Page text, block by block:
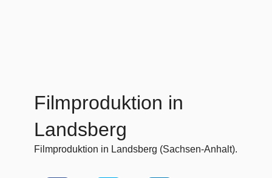
Filmproduktion in
Landsberg
Filmproduktion in Landsberg (Sachsen-Anhalt).